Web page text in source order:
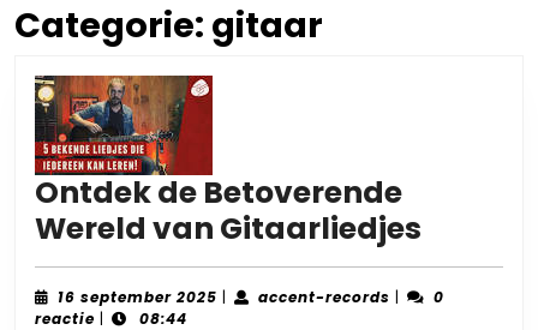
Categorie: gitaar
Ontdek de Betoverende
Wereld van Gitaarliedjes
de
16 september 2025 16| accent-records accent-
|
0
reactie | 08:44